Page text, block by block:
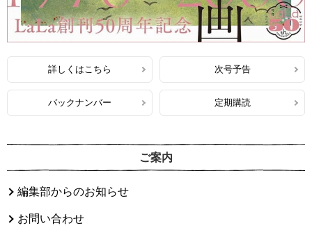
詳しくはこちら 次号予告
バックナンバー 定期購読
ご案内
編集部からのお知らせ
お問い合わせ